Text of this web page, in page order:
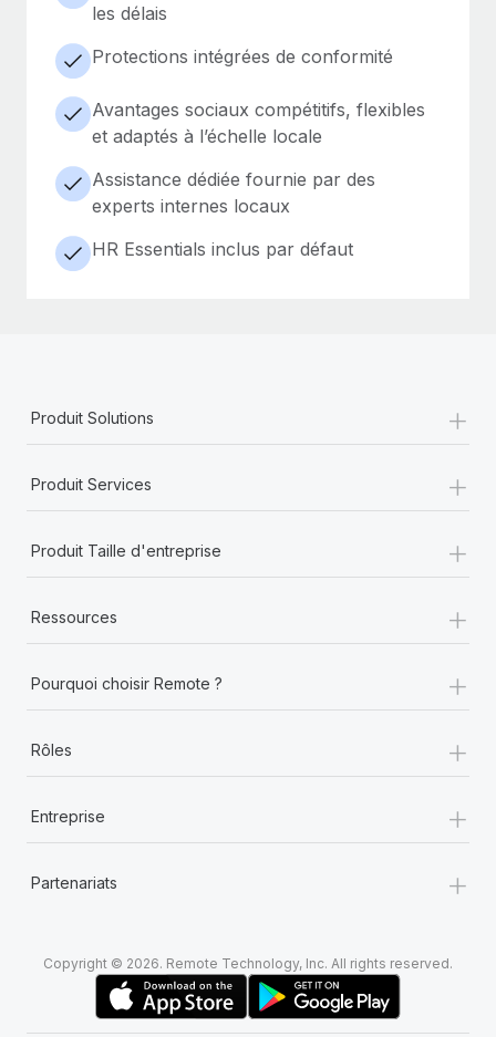
les délais
Protections intégrées de conformité
Avantages sociaux compétitifs, flexibles
et adaptés à l’échelle locale
Assistance dédiée fournie par des
experts internes locaux
HR Essentials inclus par défaut
Produit Solutions +
Produit Services +
Produit Taille d'entreprise +
Ressources +
Pourquoi choisir Remote ? +
Rôles +
Entreprise +
Partenariats +
Copyright © 2026. Remote Technology, Inc. All rights reserved.